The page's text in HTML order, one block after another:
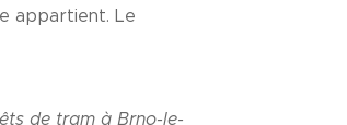
appartient. Le
de tram à Brno-le-